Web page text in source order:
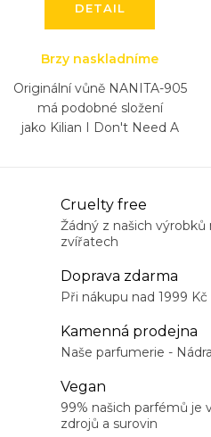
DETAIL
Brzy naskladníme
Originální vůně NANITA-905
má podobné složení
jako Kilian I Don't Need A
Cruelty free
Žádný z našich
zvířatech
Doprava zdarma
Při nákupu nad 1999
Kamenná prodejna
Naše parfumerie -
Vegan
99% našich parfémů je
zdrojů a surovin